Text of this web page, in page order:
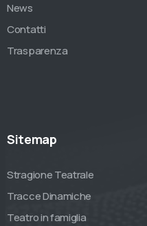
News
Contatti
Trasparenza
Sitemap
Stragione Teatrale
Tracce Dinamiche
Teatro in famiglia